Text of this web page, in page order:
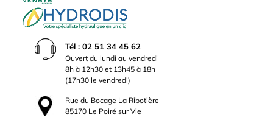
Tél : 02 51 34 45 62
Ouvert du lundi au vendredi
8h à 12h30 et 13h45 à 18h
(17h30 le vendredi)
Rue du Bocage La Ribotière
85170 Le Poiré sur Vie